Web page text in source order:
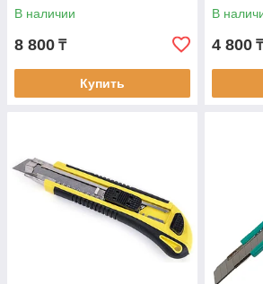
В наличии
8 800 ₸
Купить
В
4 800 ₸